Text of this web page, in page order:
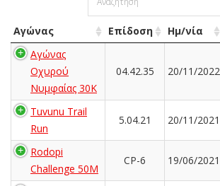
Αγώνας Επίδοση Ημ/νία
Αγώνας
Οχυρού
Νυμφαίας 30Κ
04.42.35 20/11/2022
Tuvunu Trail
Run
5.04.21 20/11/2021
Rodopi
Challenge 50M
CP-6 19/06/2021